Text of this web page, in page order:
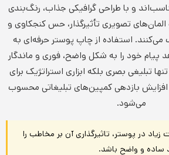
و با طراحی گرافیکی جذاب، رنگ‌بندی
تصویری تأثیرگذار، حس کنجکاوی و
استفاده از چاپ پوستر حرفه‌ای به
پیام خود را به شکل واضح، فوری و ماندگار
تبلیغی بصری بلکه ابزاری استراتژیک برای
افزایش بازدهی کمپین‌های تبلیغاتی محسوب
می‌شود.
زیاد در پوستر، تاثیرگذاری آن بر مخاطب را
ساده و واضح باشد.